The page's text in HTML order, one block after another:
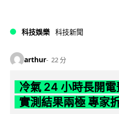
科技娛樂 科技新聞
arthur 22 分
冷氣 24 小時長開
實測結果兩極 專家